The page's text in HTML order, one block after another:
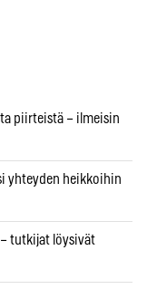
piirteistä – ilmeisin
yhteyden heikkoihin
tutkijat löysivät